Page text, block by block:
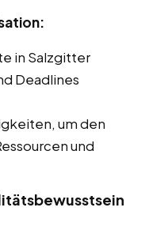
in Salzgitter
Deadlines
um den
und